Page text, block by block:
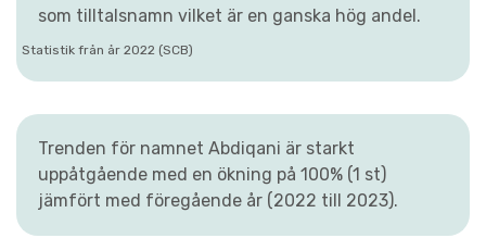
som tilltalsnamn vilket är en ganska hög andel.
Statistik från år 2022 (SCB)
Trenden för namnet Abdiqani är starkt
uppåtgående med en ökning på 100% (1 st)
jämfört med föregående år (2022 till 2023).